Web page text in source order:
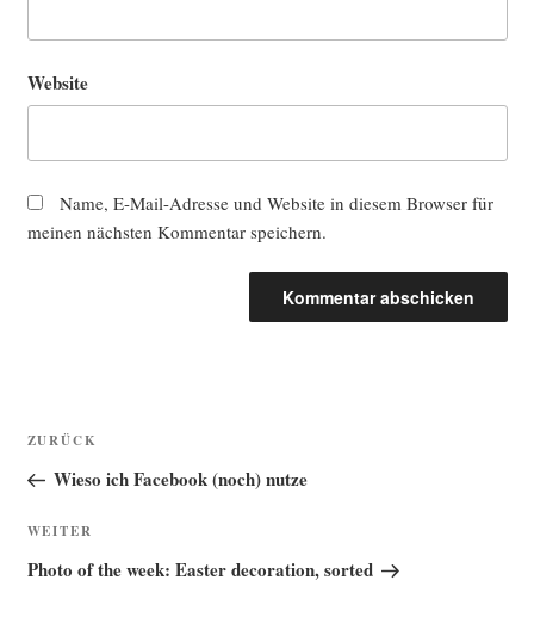
Website
Name, E-Mail-Adresse und Website in diesem Browser für
meinen nächsten Kommentar speichern.
Beitragsnavigation
Vorheriger
Beitrag
ZURÜCK
Wieso ich Facebook (noch) nutze
Nächster
Beitrag
WEITER
Photo of the week: Easter decoration, sorted